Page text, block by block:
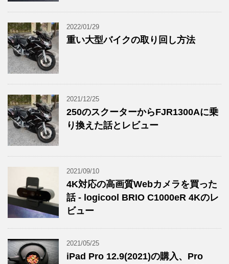
2022/01/29
重い大型バイクの取り回し方法
2021/12/25
250のスクーターからFJR1300Aに乗
り換えた話とレビュー
2021/09/10
4K対応の高画質Webカメラを買った
話 - logicool BRIO C1000eR 4Kのレ
ビュー
2021/05/25
iPad Pro 12.9(2021)の購入、Pro